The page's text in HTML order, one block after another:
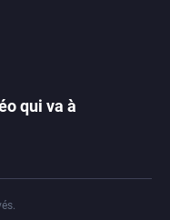
qui va à